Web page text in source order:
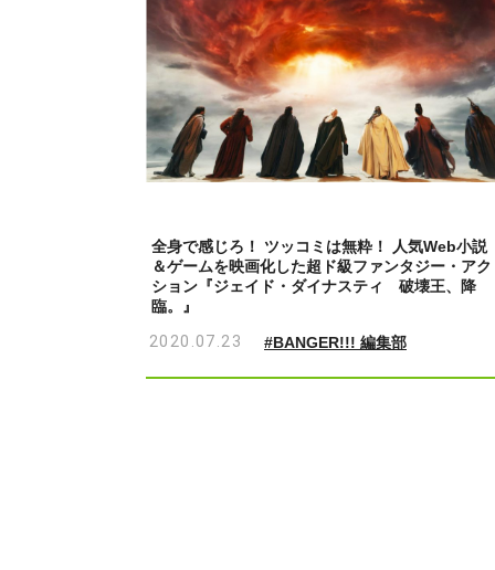
全身で感じろ！ ツッコミは無粋！ 人気Web小説
＆ゲームを映画化した超ド級ファンタジー・アク
ション『ジェイド・ダイナスティ 破壊王、降
臨。』
2020.07.23
#BANGER!!! 編集部